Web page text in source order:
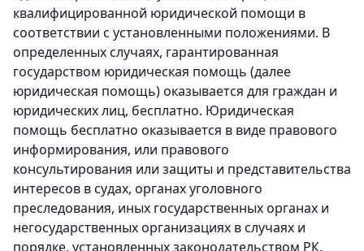
квалифицированной юридической помощи в
соответствии с установленными положениями. В
определенных случаях, гарантированная
государством юридическая помощь (далее
юридическая помощь) оказывается для граждан и
юридических лиц, бесплатно. Юридическая
помощь бесплатно оказывается в виде правового
информирования, или правового
консультирования или защиты и представительства
интересов в судах, органах уголовного
преследования, иных государственных органах и
негосударственных организациях в случаях и
порядке, установленных законодательством РК.